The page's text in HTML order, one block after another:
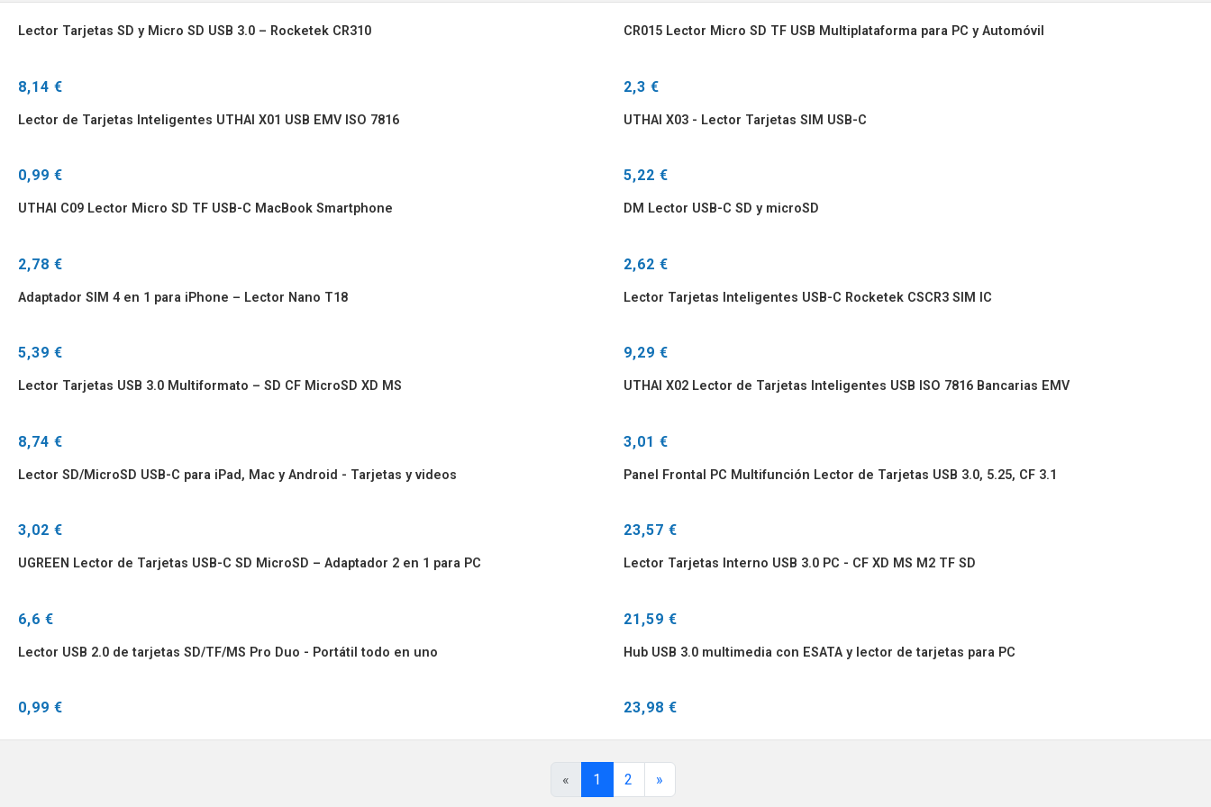
Lector Tarjetas SD y Micro SD USB 3.0 – Rocketek CR310
8,14 €
CR015 Lector Micro SD TF USB Multiplataforma para PC y Automóvil
2,3 €
Lector de Tarjetas Inteligentes UTHAI X01 USB EMV ISO 7816
0,99 €
UTHAI X03 - Lector Tarjetas SIM USB-C
5,22 €
UTHAI C09 Lector Micro SD TF USB-C MacBook Smartphone
2,78 €
DM Lector USB-C SD y microSD
2,62 €
Adaptador SIM 4 en 1 para iPhone – Lector Nano T18
5,39 €
Lector Tarjetas Inteligentes USB-C Rocketek CSCR3 SIM IC
9,29 €
Lector Tarjetas USB 3.0 Multiformato – SD CF MicroSD XD MS
8,74 €
UTHAI X02 Lector de Tarjetas Inteligentes USB ISO 7816 Bancarias EMV
3,01 €
Lector SD/MicroSD USB-C para iPad, Mac y Android - Tarjetas y videos
3,02 €
Panel Frontal PC Multifunción Lector de Tarjetas USB 3.0, 5.25, CF 3.1
23,57 €
UGREEN Lector de Tarjetas USB-C SD MicroSD – Adaptador 2 en 1 para PC
6,6 €
Lector Tarjetas Interno USB 3.0 PC - CF XD MS M2 TF SD
21,59 €
Lector USB 2.0 de tarjetas SD/TF/MS Pro Duo - Portátil todo en uno
0,99 €
Hub USB 3.0 multimedia con ESATA y lector de tarjetas para PC
23,98 €
« 1 2 »